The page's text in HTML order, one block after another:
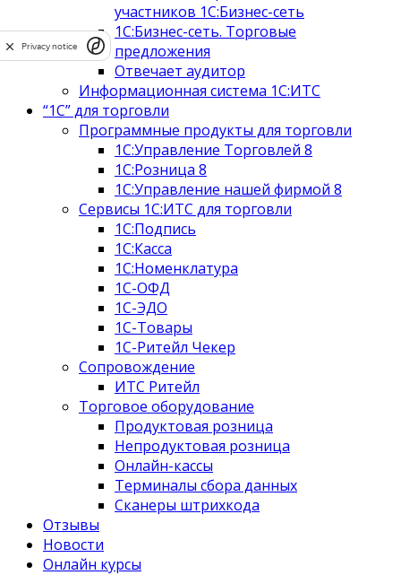
участников 1С:Бизнес-сеть
1С:Бизнес-сеть. Торговые
предложения
Отвечает аудитор
Информационная система 1С:ИТС
“1С” для торговли
Программные продукты для торговли
1С:Управление Торговлей 8
1С:Розница 8
1С:Управление нашей фирмой 8
Сервисы 1С:ИТС для торговли
1С:Подпись
1С:Касса
1С:Номенклатура
1С-ОФД
1С-ЭДО
1С-Товары
1C-Ритейл Чекер
Сопровождение
ИТС Ритейл
Торговое оборудование
Продуктовая розница
Непродуктовая розница
Онлайн-кассы
Терминалы сбора данных
Сканеры штрихкода
Отзывы
Новости
Онлайн курсы
Privacy notice